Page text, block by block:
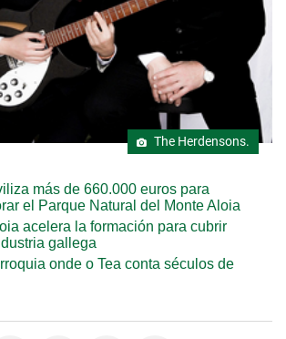
The Herdensons.
más de 660.000 euros para
el Parque Natural del Monte Aloia
acelera la formación para cubrir
gallega
onde o Tea conta séculos de